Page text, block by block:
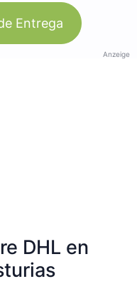
Entrega
Anzeige
DHL en